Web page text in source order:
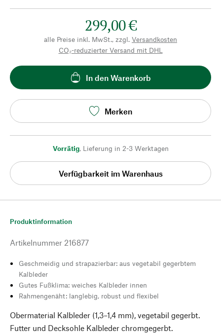
299,00 €
alle Preise inkl. MwSt., zzgl. Versandkosten
CO₂-reduzierter Versand mit DHL
In den Warenkorb
Merken
Vorrätig, Lieferung in 2-3 Werktagen
Verfügbarkeit im Warenhaus
Produktinformation
Artikelnummer 216877
Geschmeidig und strapazierbar: aus vegetabil gegerbtem
Kalbleder
Gutes Fußklima: weiches Kalbleder innen
Rahmengenäht: langlebig, robust und flexibel
Obermaterial Kalbleder (1,3–1,4 mm), vegetabil gegerbt.
Futter und Decksohle Kalbleder chromgegerbt.